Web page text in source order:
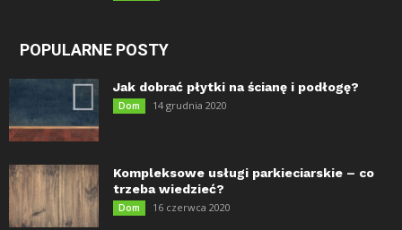
POPULARNE POSTY
Jak dobrać płytki na ścianę i podłogę?
Dom 14 grudnia 2020
Kompleksowe usługi parkieciarskie – co
trzeba wiedzieć?
Dom 16 czerwca 2020